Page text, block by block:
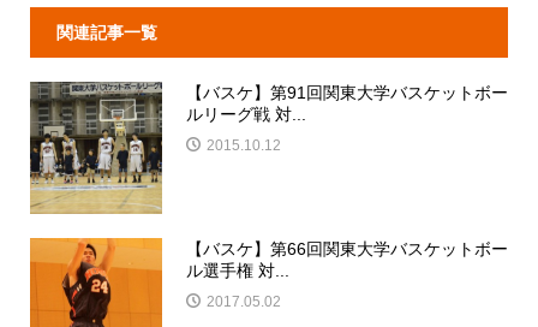
関連記事一覧
【バスケ】第91回関東大学バスケットボー
ルリーグ戦 対...
2015.10.12
【バスケ】第66回関東大学バスケットボー
ル選手権 対...
2017.05.02